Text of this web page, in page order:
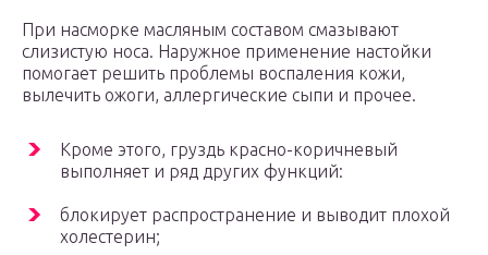
При насморке масляным составом смазывают
слизистую носа. Наружное применение настойки
помогает решить проблемы воспаления кожи,
вылечить ожоги, аллергические сыпи и прочее.
Кроме этого, груздь красно-коричневый
выполняет и ряд других функций:
блокирует распространение и выводит плохой
холестерин;